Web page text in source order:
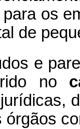
os
de
e
no
órgãos